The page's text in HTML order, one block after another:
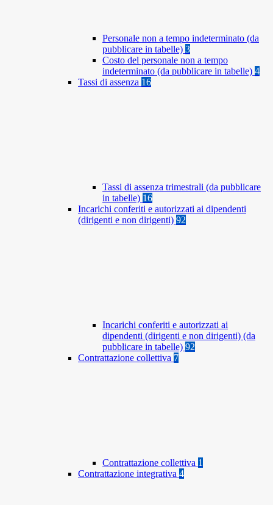
Personale non a tempo indeterminato (da
pubblicare in tabelle) 3
Costo del personale non a tempo
indeterminato (da pubblicare in tabelle) 4
Tassi di assenza 16
Tassi di assenza trimestrali (da pubblicare
in tabelle) 16
Incarichi conferiti e autorizzati ai dipendenti
(dirigenti e non dirigenti) 92
Incarichi conferiti e autorizzati ai
dipendenti (dirigenti e non dirigenti) (da
pubblicare in tabelle) 92
Contrattazione collettiva 7
Contrattazione collettiva 1
Contrattazione integrativa 4